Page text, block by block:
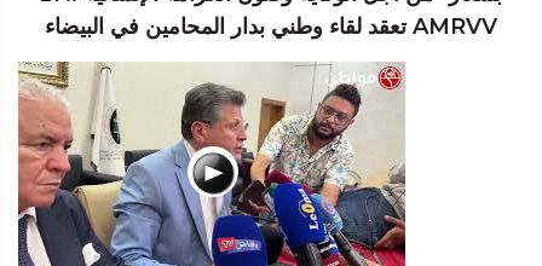
AMRVV تعقد لقاء وطني بدار المحامين في البيضاء